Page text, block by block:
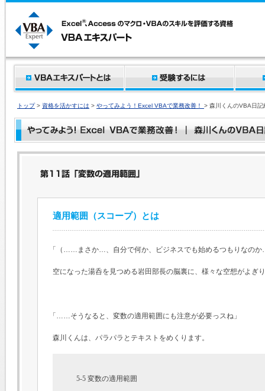
トップ> 資格を活かすには > やってみよう！Excel VBAで業務改善！ > 森川くんのVBA日
「（……まさか…、自分で何か、ビジネスでも始めるつもりなの
空になった湯呑を見つめる岩田部長の脳裏に、様々な空想がよぎ
「……そうなると、変数の適用範囲にも注意が必要っスね」
森川くんは、パラパラとテキストをめくります。
5-5 変数の適用範囲